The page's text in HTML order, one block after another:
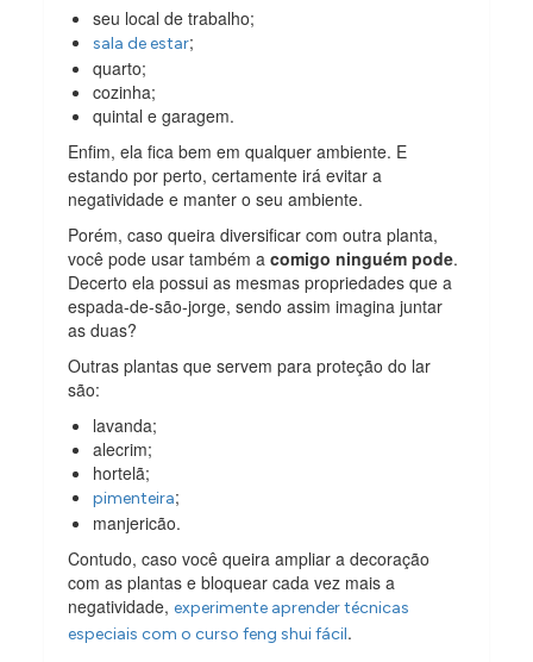
seu local de trabalho;
sala de estar;
quarto;
cozinha;
quintal e garagem.
Enfim, ela fica bem em qualquer ambiente. E
estando por perto, certamente irá evitar a
negatividade e manter o seu ambiente.
Porém, caso queira diversificar com outra planta,
você pode usar também acomigo ninguém pode.
Decerto ela possui as mesmas propriedades que a
espada-de-são-jorge, sendo assim imagina juntar
as duas?
Outras plantas que servem para proteção do lar
são:
lavanda;
alecrim;
hortelã;
pimenteira;
manjericão.
Contudo, caso você queira ampliar a decoração
com as plantas e bloquear cada vez mais a
negatividade,experimente aprender técnicas
especiais com o curso feng shui fácil.